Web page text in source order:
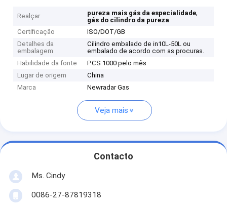
Realçar pureza mais gás da especialidade,
gás do cilindro da pureza
Certificação
ISO/DOT/GB
Detalhes da
embalagem
Cilindro embalado de in10L-50L ou
embalado de acordo com as procuras.
Habilidade da fonte
PCS 1000 pelo mês
Lugar de origem
China
Marca
Newradar Gas
Veja mais
Contacto
Ms. Cindy
0086-27-87819318